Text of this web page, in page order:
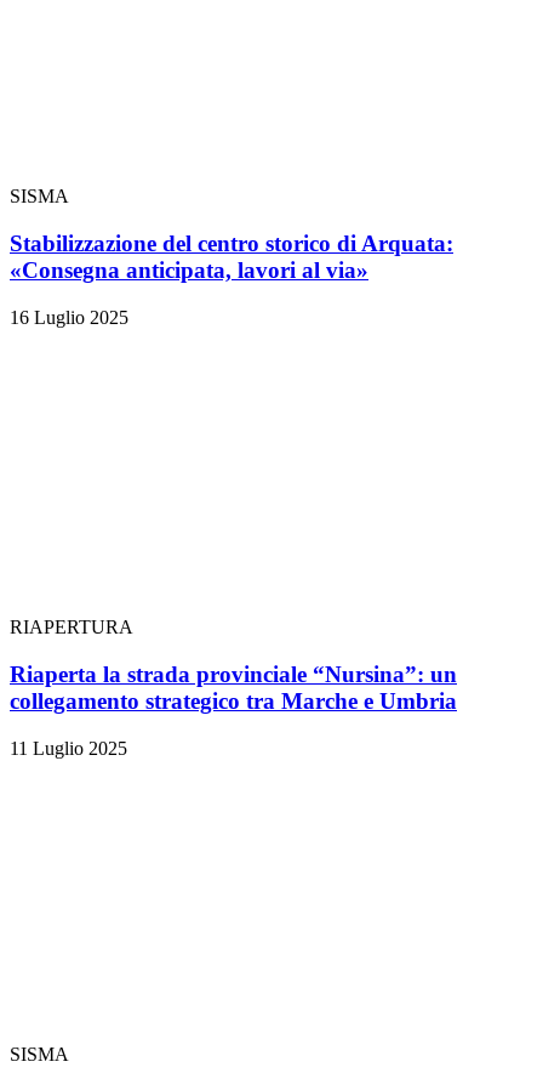
SISMA
Stabilizzazione del centro storico di Arquata:
«Consegna anticipata, lavori al via»
16 Luglio 2025
RIAPERTURA
Riaperta la strada provinciale “Nursina”: un
collegamento strategico tra Marche e Umbria
11 Luglio 2025
SISMA